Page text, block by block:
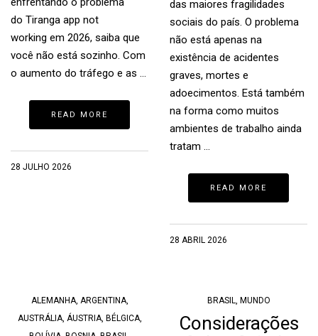
do Tiranga app not
working em 2026, saiba que
você não está sozinho. Com
o aumento do tráfego e as …
READ MORE
28 JULHO 2026
das maiores fragilidades
sociais do país. O problema
não está apenas na
existência de acidentes
graves, mortes e
adoecimentos. Está também
na forma como muitos
ambientes de trabalho ainda
tratam …
READ MORE
28 ABRIL 2026
ALEMANHA, ARGENTINA,
AUSTRÁLIA, ÁUSTRIA, BÉLGICA,
BRASIL MUNDO
Considerações